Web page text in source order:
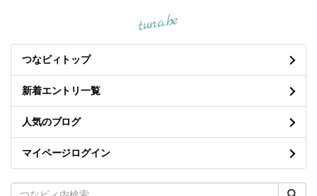
tuna.be
つなビィトップ
新着エントリ一覧
人気のブログ
マイページログイン